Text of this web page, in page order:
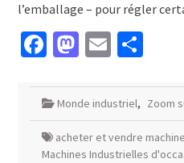
l’emballage – pour régler
Facebook
Mastodon
Email
Monde industriel, Zoom
acheter et vendre
Machines Industrielles